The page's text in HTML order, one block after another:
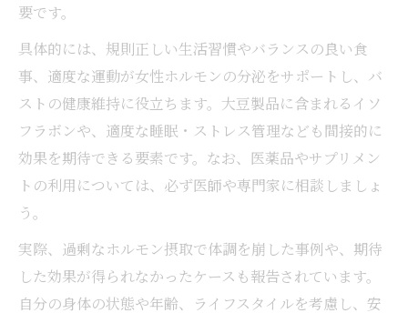
要です。
具体的には、規則正しい生活習慣やバランスの良い食
事、適度な運動が女性ホルモンの分泌をサポートし、バ
ストの健康維持に役立ちます。大豆製品に含まれるイソ
フラボンや、適度な睡眠・ストレス管理なども間接的に
効果を期待できる要素です。なお、医薬品やサプリメン
トの利用については、必ず医師や専門家に相談しましょ
う。
実際、過剰なホルモン摂取で体調を崩した事例や、期待
した効果が得られなかったケースも報告されています。
自分の身体の状態や年齢、ライフスタイルを考慮し、安